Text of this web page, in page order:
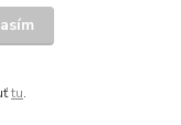
tu.